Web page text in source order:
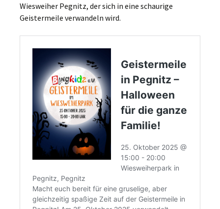
Wiesweiher Pegnitz, der sich in eine schaurige
Geistermeile verwandeln wird.